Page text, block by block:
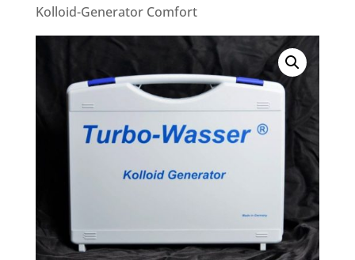
Kolloid-Generator Comfort